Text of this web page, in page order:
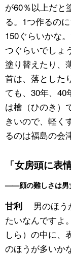
が60％以上だと
る。1つ作るの
150ぐらいかな
つぐらいでしょ
塗り替えたり、
首は、落とした
ても、30年、40
は檜（ひのき）
きいので、軽く
るのは福島の会
「女房頭に表
——顔の難しさは男
甘利
男のほう
たいなんですよ
しら）の中に、
のほうが多いか